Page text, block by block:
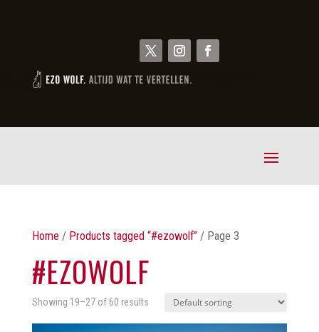
Home / Products tagged “#ezowolf”/ Page 3
#EZOWOLF
Showing 19–27 of 60 results